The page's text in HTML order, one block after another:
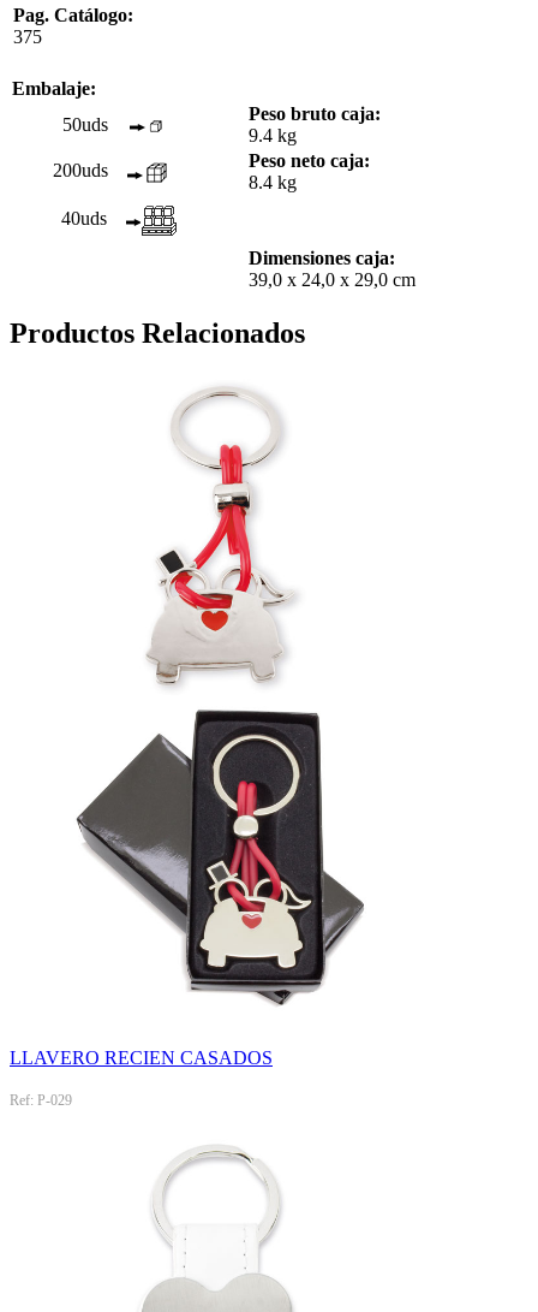
Pag. Catálogo:
375
Embalaje:
50uds
Peso bruto caja:
9.4 kg
200uds
Peso neto caja:
8.4 kg
40uds
Dimensiones caja:
39,0 x 24,0 x 29,0 cm
Productos Relacionados
LLAVERO RECIEN CASADOS
Ref: P-029